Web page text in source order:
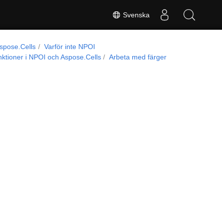
Svenska
Varför inte NPOI
i NPOI och Aspose.Cells
Arbeta med färger